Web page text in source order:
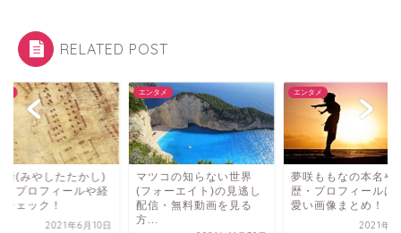
RELATED POST
コの知らない世界
ーエイト)の見逃し
・無料動画を見る
エンタメ
夢咲ももなの本名や経
歴・プロフィールは？可
愛い画像まとめ！
エンタメ
宮下崇(みやしたた
て誰？プロフィール
歴をチェック！
2021年6